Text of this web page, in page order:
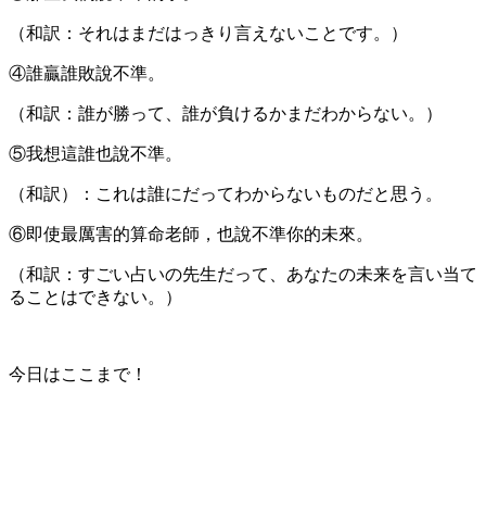
（和訳：それはまだはっきり言えないことです。）
④誰贏誰敗說不準。
（和訳：誰が勝って、誰が負けるかまだわからない。）
⑤我想這誰也說不準。
（和訳）：これは誰にだってわからないものだと思う。
⑥即使最厲害的算命老師，也說不準你的未來。
（和訳：すごい占いの先生だって、あなたの未来を言い当て
ることはできない。）
今日はここまで！